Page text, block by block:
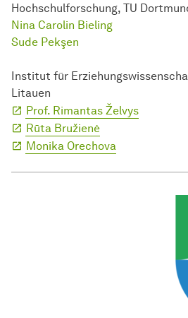
Hochschulforschung, TU
Nina Carolin Bieling
Sude Pekşen
Institut für
Litauen
Prof. Rimantas Želvys
Rūta Bružienė
Monika Orechova